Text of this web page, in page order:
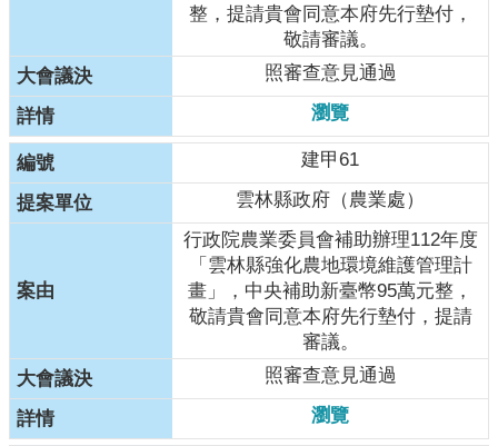
整，提請貴會同意本府先行墊付，
敬請審議。
照審查意見通過
瀏覽
建甲61
雲林縣政府（農業處）
行政院農業委員會補助辦理112年度
「雲林縣強化農地環境維護管理計
畫」，中央補助新臺幣95萬元整，
敬請貴會同意本府先行墊付，提請
審議。
照審查意見通過
瀏覽